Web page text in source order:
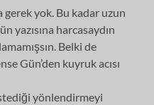
yok. Bu kadar uzun
yazısına harcasaydın
Belki de
Gün’den kuyruk acısı
yönlendirmeyi